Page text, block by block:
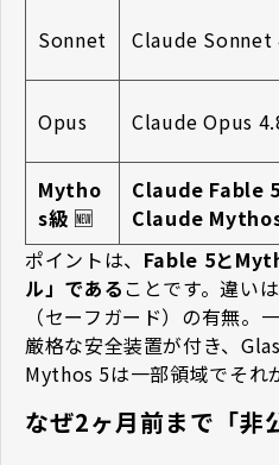
Sonnet Claude Sonnet
Opus Claude Opus
Mytho
s級 🆕
Claude Fable
Claude
ポイントは、 Fable 5と
ル」であることです。違い
（セーフガード）の有無。
厳格な安全装置が付き、
Mythos 5は一部領域でそれ
なぜ2ヶ月前まで「非